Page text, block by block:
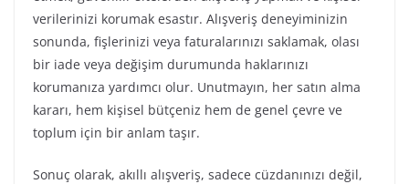
verilerinizi korumak esastır. Alışveriş deneyiminizin
sonunda, fişlerinizi veya faturalarınızı saklamak, olası
bir iade veya değişim durumunda haklarınızı
korumanıza yardımcı olur. Unutmayın, her satın alma
kararı, hem kişisel bütçeniz hem de genel çevre ve
toplum için bir anlam taşır.
Sonuç olarak, akıllı alışveriş, sadece cüzdanınızı değil,